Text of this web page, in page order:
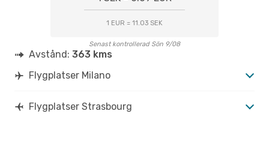
1 EUR = 11.03 SEK
Senast kontrollerad Sön 9/08
Avstånd: 363 kms
Flygplatser Milano
Flygplatser Strasbourg